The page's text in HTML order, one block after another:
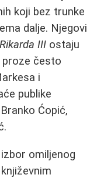
koji bez trunke
dalje. Njegovi
Rikarda III ostaju
proze često
i
publike
Ćopić,
omiljenog